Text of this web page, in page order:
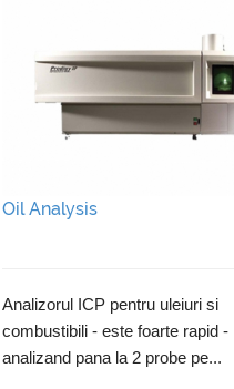
Oil Analysis
Analizorul ICP pentru uleiuri si
combustibili - este foarte rapid -
analizand pana la 2 probe pe...